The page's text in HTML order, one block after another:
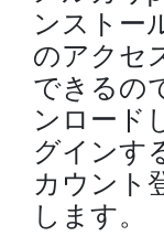
ンストー
のアクセ
できるの
ンロード
グインす
カウント
します。